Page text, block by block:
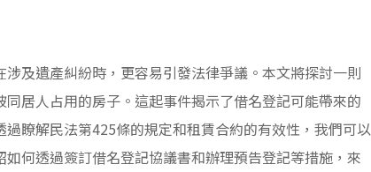
及遺產糾紛時，更容易引發法律爭議。本文將探討一則
居人占用的房子。這起事件揭示了借名登記可能帶來的
瞭解民法第425條的規定和租賃合約的有效性，我們可以
何透過簽訂借名登記協議書和辦理預告登記等措施，來